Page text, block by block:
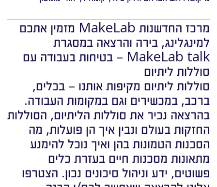
מרכז החדשנות MakeLab מזמין אתכם
למינגלינג, בירה והרצאה במסגרת
MakeLab talk – בטיחות בעבודה עם
סוללות ליתיום
סוללות ליתיום מקיפות אותנו – בכלים,
ברכב, במכשירים וגם במקומות העבודה.
בהרצאה נכיר את סוללות הליתיום, הסוללות
החזקות בעולם ונבין איך הן פועלות, מה
הסכנות הטמונות בהן ואיך נוכל להימנע
מתאונות מסכנות חיים בעזרת כלים
פשוטים, ידע וניהול סיכונים נכון. הצטרפו